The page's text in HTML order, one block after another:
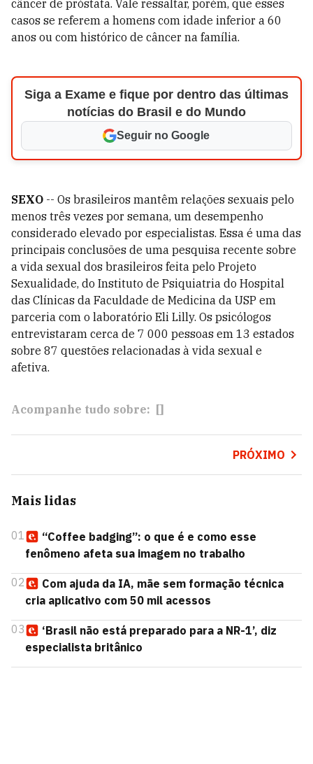
câncer de próstata. Vale ressaltar, porém, que esses
casos se referem a homens com idade inferior a 60
anos ou com histórico de câncer na família.
Siga a Exame e fique por dentro das últimas
notícias do Brasil e do Mundo
Seguir no Google
SEXO -- Os brasileiros mantêm relações sexuais pelo
menos três vezes por semana, um desempenho
considerado elevado por especialistas. Essa é uma das
principais conclusões de uma pesquisa recente sobre
a vida sexual dos brasileiros feita pelo Projeto
Sexualidade, do Instituto de Psiquiatria do Hospital
das Clínicas da Faculdade de Medicina da USP em
parceria com o laboratório Eli Lilly. Os psicólogos
entrevistaram cerca de 7 000 pessoas em 13 estados
sobre 87 questões relacionadas à vida sexual e
afetiva.
Acompanhe tudo sobre: []
PRÓXIMO
Mais lidas
01
“Coffee badging”: o que é e como esse
fenômeno afeta sua imagem no trabalho
02
Com ajuda da IA, mãe sem formação técnica
cria aplicativo com 50 mil acessos
03
‘Brasil não está preparado para a NR-1’, diz
especialista britânico